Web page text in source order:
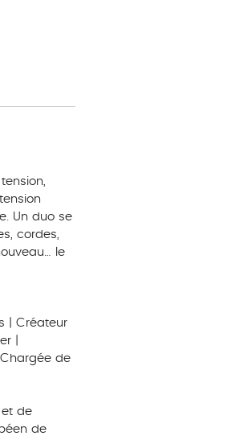
Un duo se
cordes,
le
| Créateur
|
de
et de
de